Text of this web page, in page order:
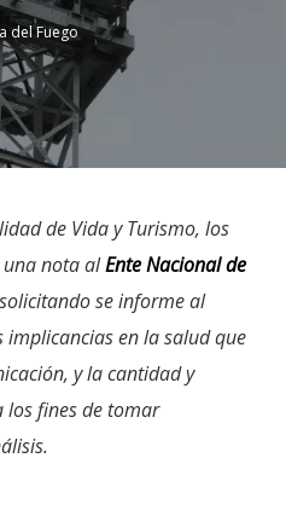
del Fuego
de Vida y Turismo, los
una nota alEnte Nacional de
solicitando se informe al
en la salud que
y la cantidad y
los fines de tomar